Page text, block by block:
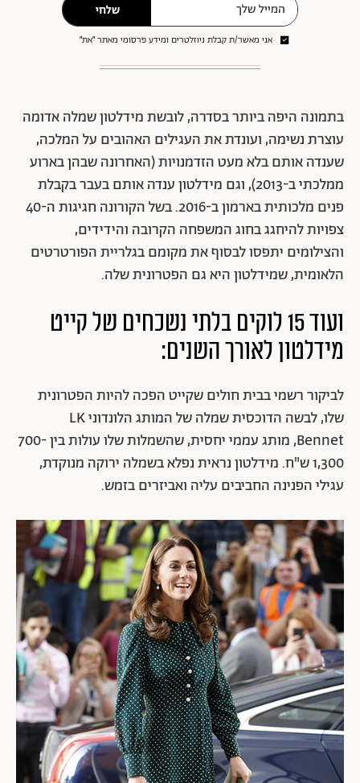
שלחי
אני מאשר/ת קבלת ניוזלטרים ומידע פרסומי מאתר ״את״
בתמונה היפה ביותר בסדרה, לובשת מידלטון שמלה אדומה
עוצרת נשימה, ועונדת את העגילים האהובים על המלכה,
שענדה אותם בלא מעט הזדמנויות (האחרונה שבהן בארוע
ממלכתי ב-2013), וגם מידלטון ענדה אותם בעבר בקבלת
פנים מלכותית בארמון ב-2016. בשל הקורונה חגיגות ה-40
צפויות להיחגג בחוג המשפחה הקרובה והידידים,
והצילומים יתפסו לבסוף את מקומם בגלריית הפורטרטים
הלאומית, שמידלטון היא גם הפטרונית שלה.
ועוד 15 לוקים בלתי נשכחים של קייט
מידלטון לאורך השנים:
לביקור רשמי בבית חולים שקייט הפכה להיות הפטרונית
שלו, לבשה הדוכסית שמלה של המותג הלונדוני LK
Bennet, מותג עממי יחסית, שהשמלות שלו עולות בין 700-
1,300 ש"ח. מידלטון נראית נפלא בשמלה ירוקה מנוקדת,
עגילי הפנינה החביבים עליה ואביזרים בזמש.